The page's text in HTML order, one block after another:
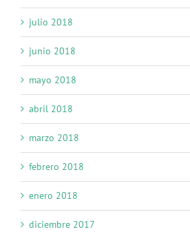
julio 2018
junio 2018
mayo 2018
abril 2018
marzo 2018
febrero 2018
enero 2018
diciembre 2017